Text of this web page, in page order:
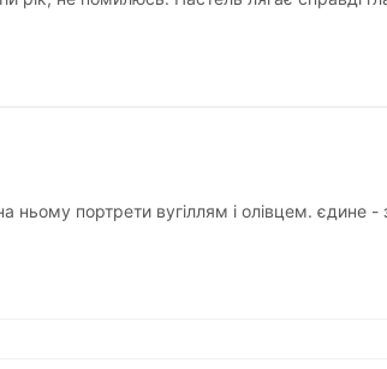
ньому портрети вугіллям і олівцем.